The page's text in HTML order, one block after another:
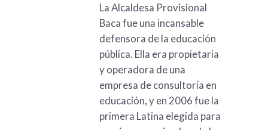
La Alcaldesa Provisional
Baca fue una incansable
defensora de la educación
pública. Ella era propietaria
y operadora de una
empresa de consultoría en
educación, y en 2006 fue la
primera Latina elegida para